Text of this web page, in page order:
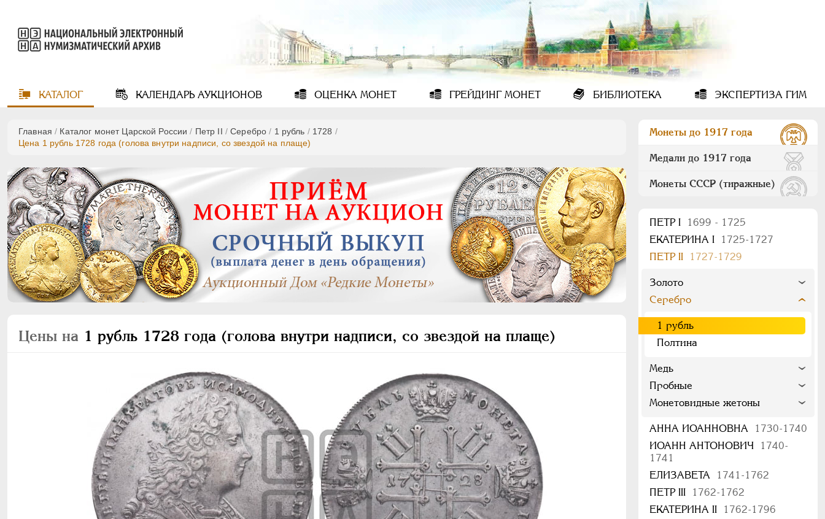
КАТАЛОГ КАЛЕНДАРЬАУКЦИОНОВ ОЦЕНКА МОНЕТ ГРЕЙДИНГМОНЕТ БИБЛИОТЕКА ЭКСПЕРТИЗА ГИМ
Главная / Каталог монет Царской России / Петр II /Серебро / 1 рубль / 1728 /
Цена 1 рубль 1728 года (голова внутри надписи, со звездой на плаще)
Цены на 1 рубль 1728 года (голова внутри надписи, со звездой на плаще)
Монеты до 1917 года
Медали до 1917 года
Монеты СССР (тиражные)
ПEТР I
1699 - 1725
ЕКАТЕРИНА I
1725-1727
ПЕТР II
1727-1729
Золото
Серебро
1 рубль
Полтина
Медь
Пробные
Монетовидные жетоны
АННА ИОАННОВНА
1730-1740
ИОАНН АНТОНОВИЧ
1740-
1741
ЕЛИЗАВЕТА
1741-1762
ПЕТР III
1762-1762
ЕКАТЕРИНА II
1762-1796